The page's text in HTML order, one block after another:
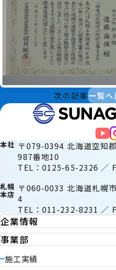
次の記事一覧
本社 〒079-0394 北海道空知
987番地10
TEL：0125-65-2326 ／
札幌
本店
〒060-0033 北海道札幌
4
TEL：011-232-8231 ／
企業情報
事業部
施工実績